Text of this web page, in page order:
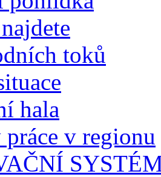
toků
hala
v regionu